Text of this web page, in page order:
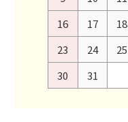
16
17 18
23
24 25
30
31